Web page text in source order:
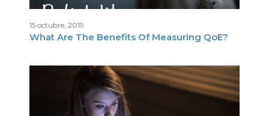
15 octubre, 2019
What Are The Benefits Of Measuring QoE?